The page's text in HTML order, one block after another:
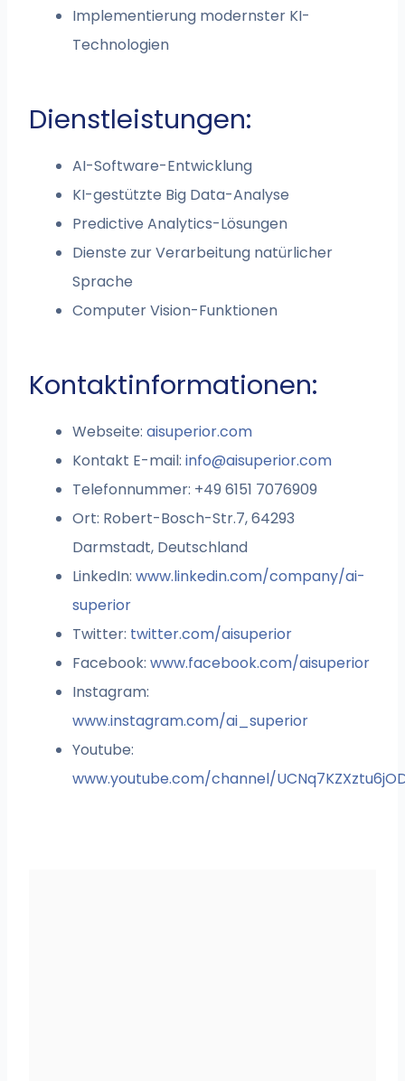
Implementierung modernster KI-
Technologien
Dienstleistungen:
AI-Software-Entwicklung
KI-gestützte Big Data-Analyse
Predictive Analytics-Lösungen
Dienste zur Verarbeitung natürlicher
Sprache
Computer Vision-Funktionen
Kontaktinformationen:
Webseite:aisuperior.com
Kontakt E-mail:info@aisuperior.com
Telefonnummer: +49 6151 7076909
Ort: Robert-Bosch-Str.7, 64293
Darmstadt, Deutschland
LinkedIn:www.linkedin.com/company/ai-
superior
Twitter: twitter.com/aisuperior
Facebook: www.facebook.com/aisuperior
Instagram:
www.instagram.com/ai_superior
Youtube:
www.youtube.com/channel/